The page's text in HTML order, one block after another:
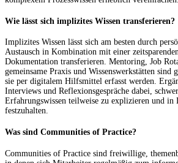
Wie lässt sich implizites Wissen transferieren?
Implizites Wissen lässt sich am besten durch
Austausch in Kombination mit einer
Dokumentation transferieren. Mentoring, Job
gemeinsame Praxis und Wissenswerkstätten sind
sie per digitalem Hilfsmittel erfasst werden.
Interviews und Reflexionsgespräche dabei,
Erfahrungswissen teilweise zu explizieren und in
festzuhalten.
Was sind Communities of Practice?
Communities of Practice sind freiwillige,